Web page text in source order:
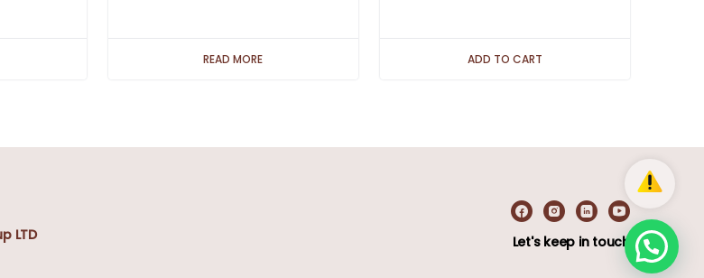
READ MORE ADD TO CART
LTD Let's keep in touch